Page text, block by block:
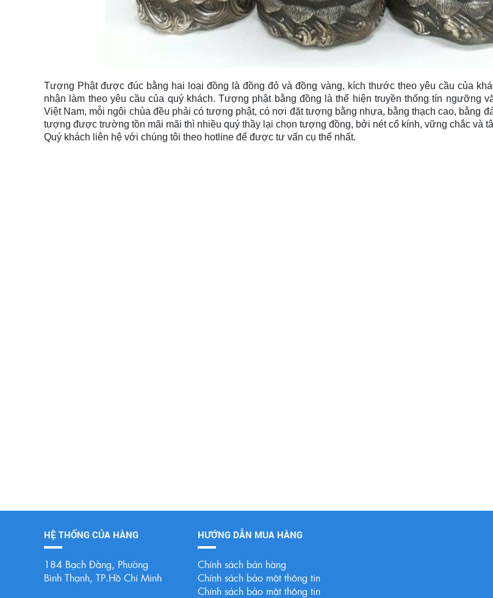
Tượng Phật được đúc bằng hai loại đồng là đồng đỏ và đồng vàng, kích thước theo yêu cầu của
nhận làm theo yêu cầu của quý khách. Tượng phật bằng đồng là thể hiện truyền thống tín ngưỡng
Việt Nam, mỗi ngôi chùa đều phải có tượng phật, có nơi đặt tượng bằng nhựa, bằng thạch cao, bằng
tượng được trường tồn mãi mãi thì nhiều quý thầy lại chọn tượng đồng, bởi nét cổ kính, vững chắc và
Quý khách liên hệ với chúng tôi theo hotline để được tư vấn cụ thể nhất.
HỆ THỐNG CỦA HÀNG
184 Bạch Đằng, Phường
Bình Thạnh, TP.Hồ Chí Minh
HƯỚNG DẪN MUA HÀNG
Chính sách bán hàng
Chính sách bảo mật thông tin
Chính sách bảo mật thông tin